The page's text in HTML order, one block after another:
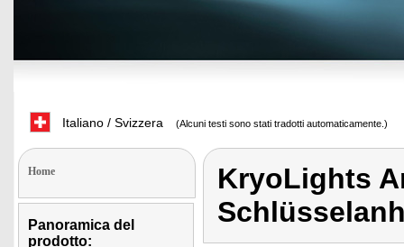
Italiano / Svizzera (Alcuni testi sono stati tradotti automaticamente.)
Home
Panoramica del
prodotto:
KryoLights